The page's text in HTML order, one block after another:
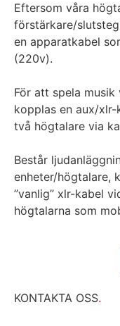
Eftersom våra
förstärkare/
en apparatkabel
(220v).
För att spela
kopplas en aux/
två högtalare via
Består
enheter/högtalare,
”vanlig” xlr-kabel
högtalarna som
KONTAKTA OSS.